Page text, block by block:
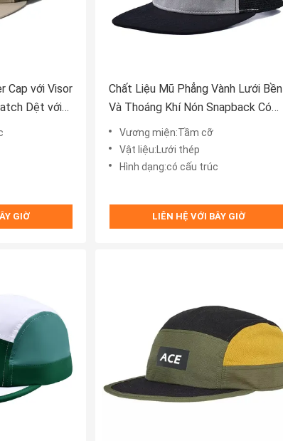
Cap với Visor
Dệt với
GIỜ
Chất Liệu Mũ Phẳng Vành Lưới Bền
Và Thoáng Khí Nón Snapback Có
Thể Điều Chỉnh Lưng Lưới Dành Cho
Nam Nữ
Vương miện:Tầm cỡ
Vật liệu:Lưới thép
Hình dạng:có cấu trúc
LIÊN HỆ VỚI BÂY GIỜ